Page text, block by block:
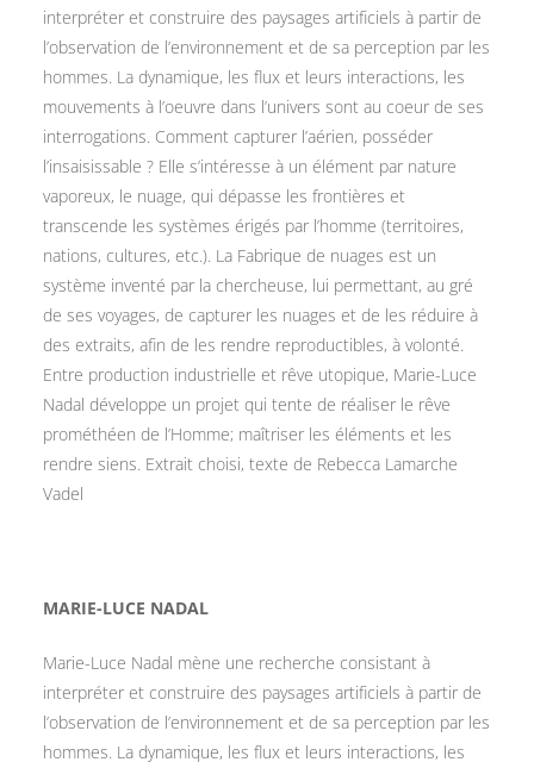
interpréter et construire des paysages artificiels à partir de
l’observation de l’environnement et de sa perception par les
hommes. La dynamique, les flux et leurs interactions, les
mouvements à l’oeuvre dans l’univers sont au coeur de ses
interrogations. Comment capturer l’aérien, posséder
l’insaisissable ? Elle s’intéresse à un élément par nature
vaporeux, le nuage, qui dépasse les frontières et
transcende les systèmes érigés par l’homme (territoires,
nations, cultures, etc.). La Fabrique de nuages est un
système inventé par la chercheuse, lui permettant, au gré
de ses voyages, de capturer les nuages et de les réduire à
des extraits, afin de les rendre reproductibles, à volonté.
Entre production industrielle et rêve utopique, Marie-Luce
Nadal développe un projet qui tente de réaliser le rêve
prométhéen de l’Homme; maîtriser les éléments et les
rendre siens. Extrait choisi, texte de Rebecca Lamarche
Vadel
MARIE-LUCE NADAL
Marie-Luce Nadal mène une recherche consistant à
interpréter et construire des paysages artificiels à partir de
l’observation de l’environnement et de sa perception par les
hommes. La dynamique, les flux et leurs interactions, les